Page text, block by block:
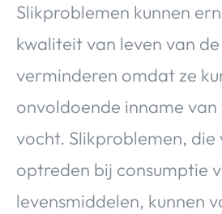
Slikproblemen kunnen
kwaliteit van leven van
verminderen omdat ze
onvoldoende inname van
vocht. Slikproblemen,
optreden bij consumptie
levensmiddelen, kunnen